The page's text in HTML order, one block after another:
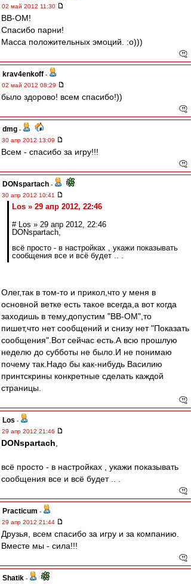
02 май 2012 11:30
ВВ-ОМ!
Спасибо парни!
Масса положительных эмоций. :о)))
krav4enkoff -
02 май 2012 08:29
было здорово! всем спасибо!))
dmg -
30 апр 2012 13:09
Всем - спасибо за игру!!!
DONspartach -
30 апр 2012 10:41
Los » 29 апр 2012, 22:46
# Los » 29 апр 2012, 22:46
DONspartach,
всё просто - в настройках , укажи показывать
сообщения все и всё будет .. .
Олег,так в том-то и прикол,что у меня в
основной ветке есть такое всегда,а вот когда
заходишь в тему,допустим "ВВ-ОМ",то
пишет,что нет сообщений и снизу нет "Показать
сообщения".Вот сейчас есть.А всю прошлую
неделю до субботы не было.И не понимаю
почему так.Надо бы как-нибудь Василию
принтскрины конкретные сделать каждой
страницы.
Los -
29 апр 2012 21:46
DONspartach
всё просто - в настройках , укажи показывать
сообщения все и всё будет .. .
Practicum -
29 апр 2012 21:44
Друзья, всем спасибо за игру и за компанию.
Вместе мы - сила!!!
Shatik -